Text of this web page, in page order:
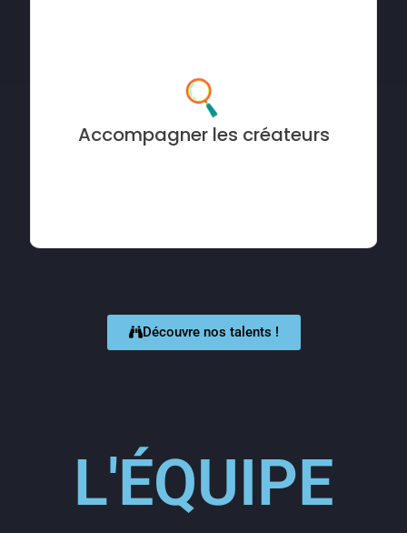
Accompagner les créateurs
Nous ne nous limitons pas à optimiser vos revenus. On
vous accompagne dans la réalisation de vos projets live
en vous conseillant sur la production.
Découvre nos talents !
L'ÉQUIPE